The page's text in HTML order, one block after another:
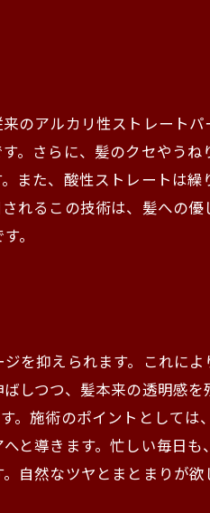
のアルカリ性ストレートパ
。さらに、髪のクセやうね
また、酸性ストレートは繰
れるこの技術は、髪への優
。
を抑えられます。これによ
しつつ、髪本来の透明感を
。施術のポイントとしては
と導きます。忙しい毎日も
自然なツヤとまとまりが欲